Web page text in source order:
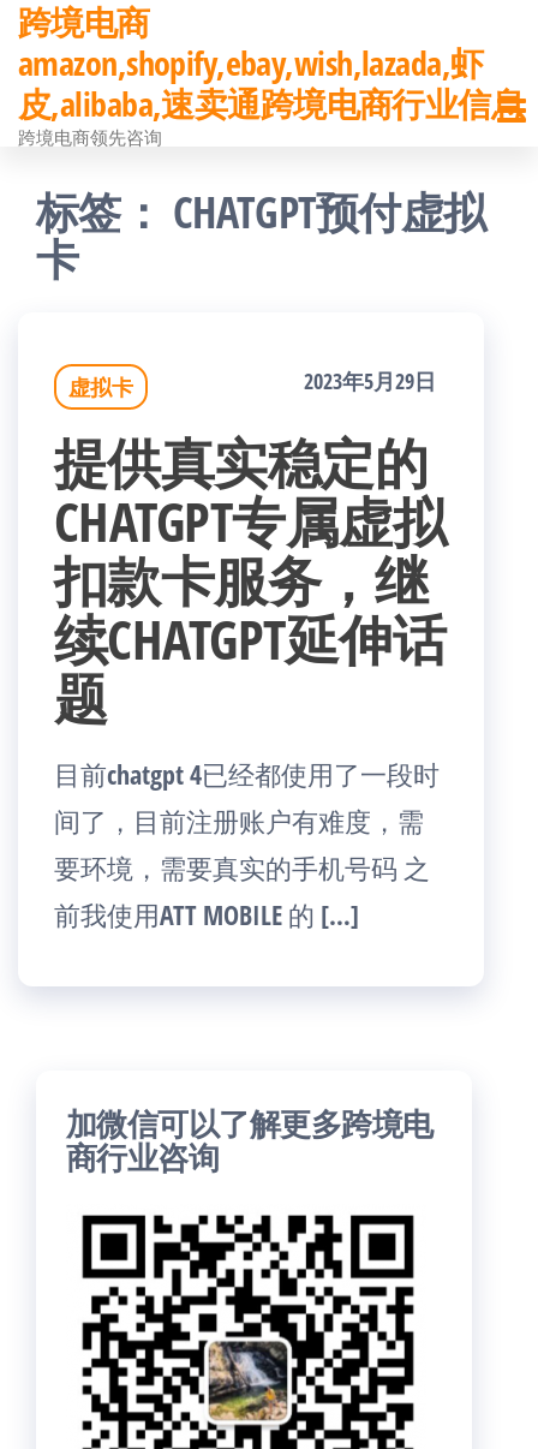
前
往
内
跨境电商
amazon,shopify,ebay,wish,lazada,虾
皮,alibaba,速卖通跨境电商行业信息
跨境电商领先咨询
标签： CHATGPT预付虚拟
卡
虚拟卡 2023年5月29日
提供真实稳定的
CHATGPT专属虚拟
扣款卡服务，继
续CHATGPT延伸话
题
目前chatgpt 4已经都使用了一段时
间了，目前注册账户有难度，需
要环境，需要真实的手机号码 之
前我使用ATT MOBILE 的 […]
加微信可以了解更多跨境电
商行业咨询